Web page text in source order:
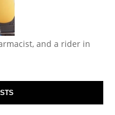
and a rider in